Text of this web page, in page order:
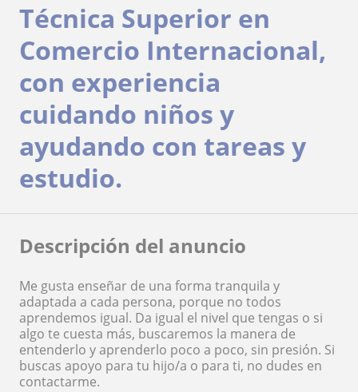
Técnica Superior en
Comercio Internacional,
con experiencia
cuidando niños y
ayudando con tareas y
estudio.
Descripción del anuncio
Me gusta enseñar de una forma tranquila y
adaptada a cada persona, porque no todos
aprendemos igual. Da igual el nivel que tengas o si
algo te cuesta más, buscaremos la manera de
entenderlo y aprenderlo poco a poco, sin presión. Si
buscas apoyo para tu hijo/a o para ti, no dudes en
contactarme.